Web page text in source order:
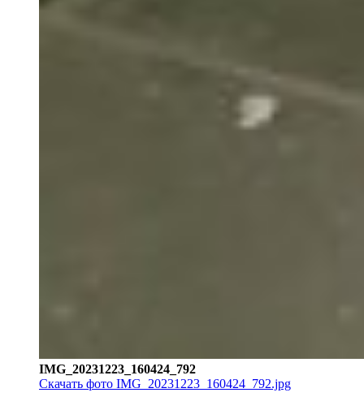
IMG_20231223_160424_792
Скачать фото IMG_20231223_160424_792.jpg